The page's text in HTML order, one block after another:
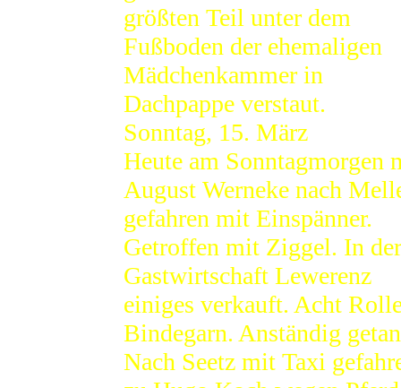
größten Teil unter dem
Fußboden der ehemaligen
Mädchenkammer in
Dachpappe verstaut.
Sonntag, 15. März
Heute am Sonntagmorgen
August Werneke nach
gefahren mit Einspänner.
Getroffen mit Ziggel. In der
Gastwirtschaft Lewerenz
einiges verkauft. Acht
Bindegarn. Anständig
Nach Seetz mit Taxi